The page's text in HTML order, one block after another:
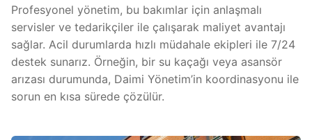
Profesyonel yönetim, bu bakımlar için anlaşmalı
servisler ve tedarikçiler ile çalışarak maliyet avantajı
sağlar. Acil durumlarda hızlı müdahale ekipleri ile 7/24
destek sunarız. Örneğin, bir su kaçağı veya asansör
arızası durumunda, Daimi Yönetim’in koordinasyonu ile
sorun en kısa sürede çözülür.